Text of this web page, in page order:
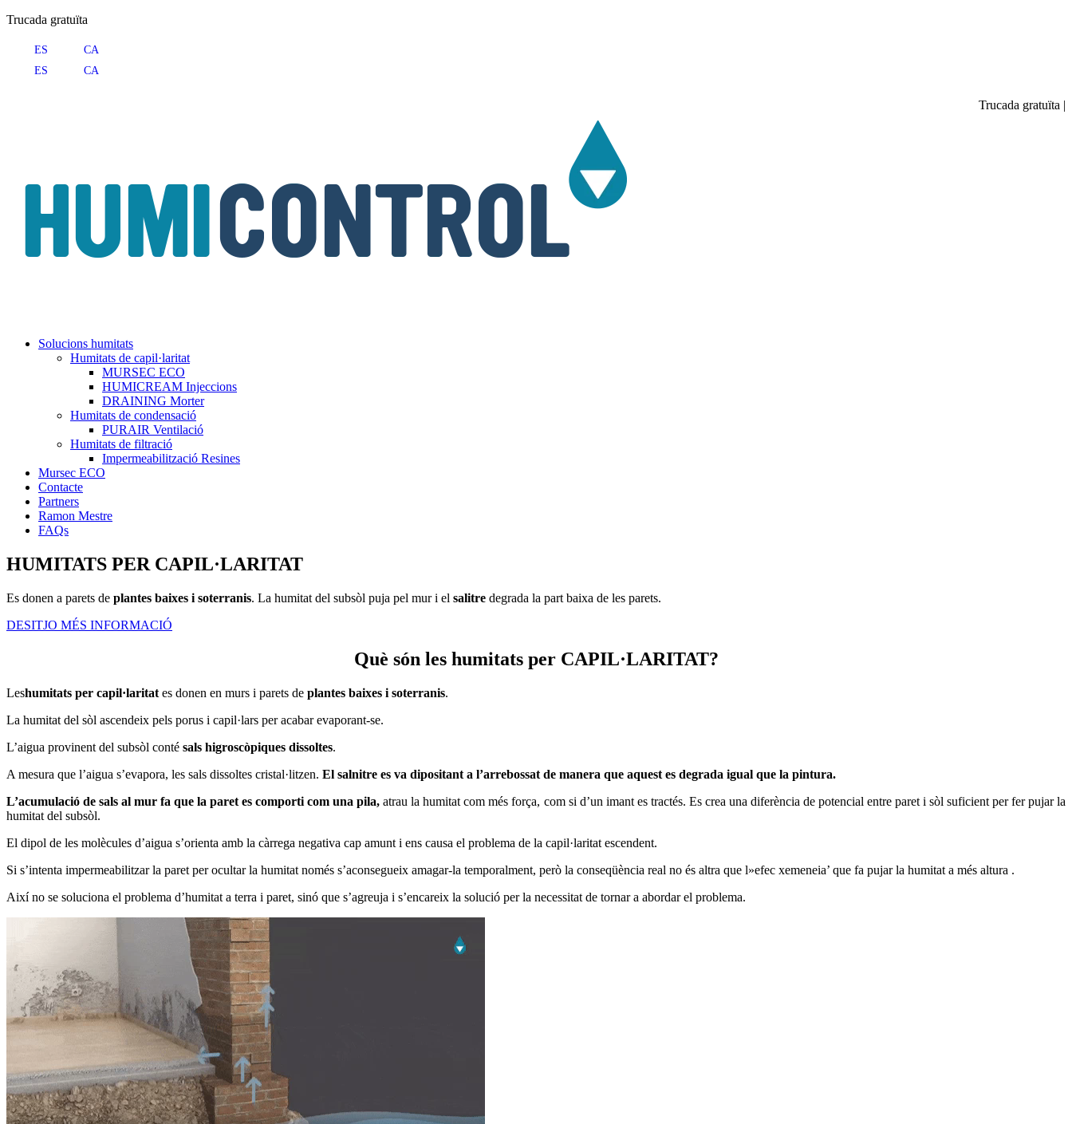
Trucada gratuïta
ES
CA
ES
CA
Trucada gratuïta |
Solucions humitats
Humitats de capil·laritat
MURSEC ECO
HUMICREAM Injeccions
DRAINING Morter
Humitats de condensació
PURAIR Ventilació
Humitats de filtració
Impermeabilització Resines
Mursec ECO
Contacte
Partners
Ramon Mestre
FAQs
HUMITATS PER CAPIL·LARITAT
Es donen a parets de plantes baixes i soterranis. La humitat del subsòl puja pel mur i el salitre degrada la part baixa de les parets.
DESITJO MÉS INFORMACIÓ
Què són les humitats per CAPIL·LARITAT?
Leshumitats per capil·laritat es donen en murs i parets de plantes baixes i soterranis.
La humitat del sòl ascendeix pels porus i capil·lars per acabar evaporant-se.
L’aigua provinent del subsòl conté sals higroscòpiques dissoltes.
A mesura que l’aigua s’evapora, les sals dissoltes cristal·litzen. El salnitre es va dipositant a l’arrebossat de manera que aquest es degrada igual que la pintura.
L’acumulació de sals al mur fa que la paret es comporti com una pila,atrau la humitat com més força, com si d’un imant es tractés. Es crea una diferència de potencial entre paret i sòl suficient per fer pujar la
humitat del subsòl.
El dipol de les molècules d’aigua s’orienta amb la càrrega negativa cap amunt i ens causa el problema de la capil·laritat escendent.
Si s’intenta impermeabilitzar la paret per ocultar la humitat només s’aconsegueix amagar-la temporalment, però la conseqüència real no és altra que l»efec xemeneia’ que fa pujar la humitat a més altura .
Així no se soluciona el problema d’humitat a terra i paret, sinó que s’agreuja i s’encareix la solució per la necessitat de tornar a abordar el problema.